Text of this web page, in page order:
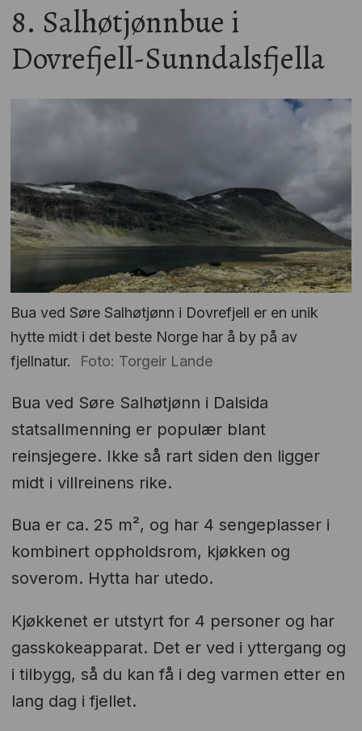
8. Salhøtjønnbue i
Dovrefjell-Sunndalsfjella
Bua ved Søre Salhøtjønn i Dovrefjell er en unik
hytte midt i det beste Norge har å by på av
fjellnatur.
Foto: Torgeir Lande
Bua ved Søre Salhøtjønn i Dalsida
statsallmenning er populær blant
reinsjegere. Ikke så rart siden den ligger
midt i villreinens rike.
Bua er ca. 25 m², og har 4 sengeplasser i
kombinert oppholdsrom, kjøkken og
soverom. Hytta har utedo.
Kjøkkenet er utstyrt for 4 personer og har
gasskokeapparat. Det er ved i yttergang og
i tilbygg, så du kan få i deg varmen etter en
lang dag i fjellet.